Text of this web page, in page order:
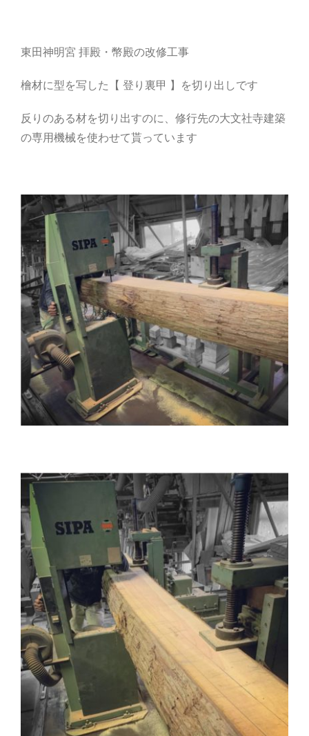
東田神明宮 拝殿・幣殿の改修工事
檜材に型を写した【 登り裏甲 】を切り出しです
反りのある材を切り出すのに、修行先の大文社寺建築
の専用機械を使わせて貰っています